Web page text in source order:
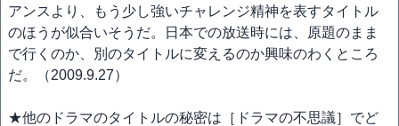
アンスより、もう少し強いチャレンジ精神を表すタイトル
のほうが似合いそうだ。日本での放送時には、原題のまま
で行くのか、別のタイトルに変えるのか興味のわくところ
だ。（2009.9.27）
★他のドラマのタイトルの秘密は［ドラマの不思議］でど